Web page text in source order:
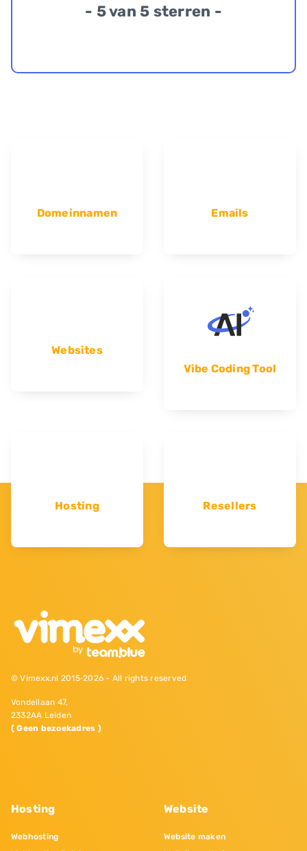
- 5 van 5 sterren -
Domeinnamen Emails
Websites
Vibe Coding Tool
Hosting Resellers
© Vimexx.nl 2015‐2026 - All rights reserved
Vondellaan 47,
2332AA Leiden
( Geen bezoekadres )
Hosting
Webhosting
Website
Website maken